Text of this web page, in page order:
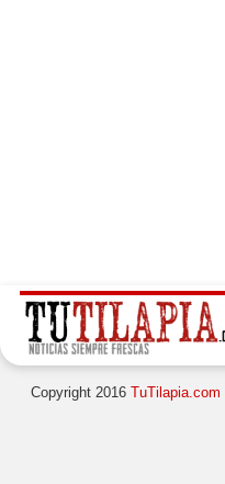
Copyright 2016 TuTilapia.com